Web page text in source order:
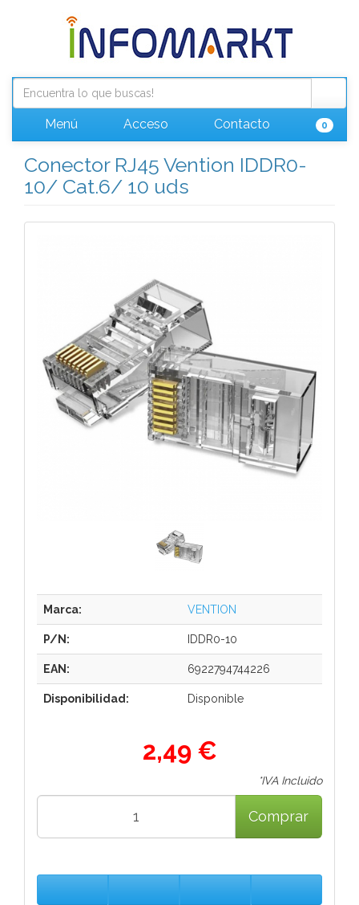
Menú Acceso Contacto 0
Conector RJ45 Vention IDDR0-
10/ Cat.6/ 10 uds
Marca: VENTION
P/N: IDDR0-10
EAN: 6922794744226
Disponibilidad: Disponible
2,49 €
*IVA Incluido
Comprar